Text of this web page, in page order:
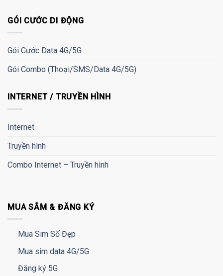
GÓI CƯỚC DI ĐỘNG
Gói Cước Data 4G/5G
Gói Combo (Thoại/SMS/Data 4G/5G)
INTERNET / TRUYỀN HÌNH
Internet
Truyền hình
Combo Internet – Truyền hình
MUA SẮM & ĐĂNG KÝ
Mua Sim Số Đẹp
Mua sim data 4G/5G
Đăng ký 5G